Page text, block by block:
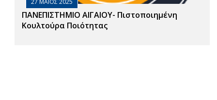
27 ΜΑΙΟΣ 2025
ΠΑΝΕΠΙΣΤΗΜΙΟ ΑΙΓΑΙΟΥ- Πιστοποιημένη
Κουλτούρα Ποιότητας